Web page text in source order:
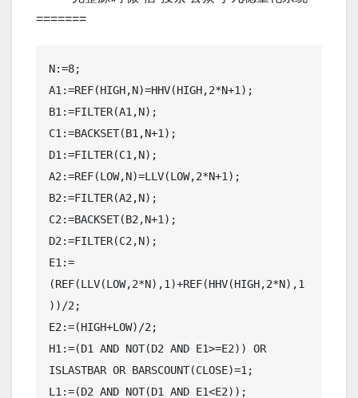
=======
N:=8;
A1:=REF(HIGH,N)=HHV(HIGH,2*N+1);
B1:=FILTER(A1,N);
C1:=BACKSET(B1,N+1);
D1:=FILTER(C1,N);
A2:=REF(LOW,N)=LLV(LOW,2*N+1);
B2:=FILTER(A2,N);
C2:=BACKSET(B2,N+1);
D2:=FILTER(C2,N);
E1:=(REF(LLV(LOW,2*N),1)+REF(HHV(HIGH,2*N),1))/2;
E2:=(HIGH+LOW)/2;
H1:=(D1 AND NOT(D2 AND E1>=E2)) OR ISLASTBAR OR BARSCOUNT(CLOSE)=1;
L1:=(D2 AND NOT(D1 AND E1<E2));
H2:=(D1 AND NOT(D2 AND E1>=E2));
X1:=REF(BARSLAST(H1),1)+1;F1:=BACKSET(H1 AND COUNT(L1,X1)>0,LLVBARS(IF(L1,LOW,10000),X1));
G1:=F1>REF(F1,1);
I1:=BACKSET(G1,2);
LD:=I1>REF(I1,1);
L2:=LD OR ISLASTBAR OR BARSCOUNT(CLOSE)=1;
X2:=REF(BARSLAST(L2),1)+1;
F2:=BACKSET(L2 AND COUNT(H2,X2)>0,HHVBARS(IF(H2,HIGH,0),X2));
G2:=F2>REF(F2,1);
I2:=BACKSET(G2,2);
HD:=I2>REF(I2,1);
J1:=BACKSET(ISLASTBAR,MIN(BARSLAST(HD),BARSLAST(LD))+1);
J2:=J1>REF(J1,1);
A3:=H<REF(H,REF(BARSLAST(HD),1)+1);
B3:=REF(H,REF(BARSLAST(HD),1)+1)>REF(H,REF(BARSLAST(HD),1)+2+REF(BARSLAST(HD),REF(BARSLAST(HD),1)+2));
D3:=A3 AND B3 AND HD;
E3:=BACKSET(D3,REF(BARSLAST(HD),1)+2);
HH:=E3>REF(E3,1);
A4:=L>REF(L,REF(BARSLAST(LD),1)+1);
B4:=REF(L,REF(BARSLAST(LD),1)+1)<REF(L,REF(BARSLAST(LD),1)+2+REF(BARSLAST(LD),REF(BARSLAST(LD),1)+2));
D4:=A4 AND B4 AND LD;
E4:=BACKSET(D4,REF(BARSLAST(LD),1)+2);
LL:=E4>REF(E4,1);
H3:=HH OR ISLASTBAR OR BARSCOUNT(C)=1;
X3:=REF(BARSLAST(H3),1)+1;
F3:=BACKSET(H3 AND COUNT(LL,X3)>0,LLVBARS(IF(LL,L,POW(10,20)),X3));
G3:=F3>REF(F3,1);
I3:=BACKSET(G3,2);
LZ:=I3>REF(I3,1);
L4:=LZ OR ISLASTBAR OR BARSCOUNT(C)=1;
X4:=REF(BARSLAST(L4),1)+1;
F4:=BACKSET(L4 AND COUNT(HH,X4)>0,HHVBARS(IF(HH,H,-POW(10,20)),X4));
G4:=F4>REF(F4,1);
I4:=BACKSET(G4,2);
HZ:=I4>REF(I4,1);
K1:=BACKSET(ISLASTBAR,MIN(BARSLAST(HZ),BARSLAST(LZ))+1);
K2:=K1>REF(K1,1);
UU:=BACKSET(ISLASTBAR,BARSLAST(LD)+1);
VV:=UU>REF(UU,1);
WW:=BACKSET(VV,REF(BARSLAST(LD),1)+2);
XX:=WW>REF(WW,1);
UU2:=BACKSET(ISLASTBAR,BARSLAST(HD)+1);
VV2:=UU2>REF(UU2,1);
WW2:=BACKSET(VV2,REF(BARSLAST(HD),1)+2);
XX2:=WW2>REF(WW2,1);
YY:=BACKSET(XX,REF(BARSLAST(LD),1)+2);
ZZ:=YY>REF(YY,1);{前三低天数}
YY2:=BACKSET(XX2,REF(BARSLAST(HD),1)+2);
ZZ2:=YY2>REF(YY2,1);{前三高天数}
YY3:=BACKSET(ZZ2,REF(BARSLAST(HD),1)+2);
ZZ3:=YY3>REF(YY3,1);{前四高天数}
前一低:=REF(L,BARSLAST(VV)),COLOR99FF66,DOTLINE,LINETHICK3;
前二低:=REF(L,BARSLAST(XX)),COLORFF66FF,POINTDOT,LINETHICK3;
前三低:=REF(L,BARSLAST(ZZ)),COLOR99FF66,POINTDOT,LINETHICK3;
前一高:=REF(H,BARSLAST(VV2)),COLOR99FF66,POINTDOT,LINETHICK3;
前二高:=REF(H,BARSLAST(XX2)),COLORFF66FF,POINTDOT,LINETHICK3;
前三高:=REF(H,BARSLAST(ZZ2)),COLOR99FF66,POINTDOT,LINETHICK3;
底:=REF(L,BARSLAST(VV)),COLORRED,LINETHICK2;
顶:=REF(H,BARSLAST(VV2)),COLORGREEN,LINETHICK2;
DQD1:=CONST(BARSLAST(VV));
DQD2:=CONST(BARSLAST(XX));
DQD3:=CONST(BARSLAST(ZZ));
DQH1:=CONST(BARSLAST(VV2));
DQH2:=CONST(BARSLAST(XX2));
DQH3:=CONST(BARSLAST(ZZ2));
HQD1:=REF(L,BARSLAST(VV));
HQD2:=REF(L,BARSLAST(XX));
HQD3:=REF(L,BARSLAST(ZZ));
HQH1:=REF(H,BARSLAST(VV2));
HQH2:=REF(H,BARSLAST(XX2));
HQH3:=REF(H,BARSLAST(ZZ2));
XXA1:=STRCAT('X:',CON2STR(HQD3,2));
DRAWTEXT(CURRBARSCOUNT=CONST(DQD3)+1,CONST(HQD3)*0.99,XXA1),COLORYELLOW;
C3:顶+(顶-底)*1,DOTLINE,COLORWHITE;
TG:IF(C>顶,顶+(顶-底)*1,DRAWNULL),DOTLINE,COLORWHITE;
DRAWTEXT(CURRBARSCOUNT=CONST(BARSLAST(VV))+1,C3,'TG(C3)'),COLORYELLOW;
DRAWTEXT(CURRBARSCOUNT=CONST(BARSLAST(VV2))+1,C3,'TG(C3)'),COLORYELLOW;
字:=STRCAT(STRCAT(STRCAT('【',STKNAME),'】 '),HYBLOCK);
DRAWTEXT_FIX(ISLASTBAR,0.2,0.09,0,字),COLORYELLOW;
DRAWTEXT_FIX(ISLASTBAR,0.2,0.01,0,'【D为潜在转折点】'),COLORRED;
DRAWTEXT_FIX(ISLASTBAR AND C<C3,0.2,0.24,0,STRCAT('【上涨空间】',STRCAT(CON2STR(100*(C3-C)/C,2),'%'))),COLORYELLOW;
DRAWTEXT_FIX(ISLASTBAR,0.2,0.16,0,STRCAT('【波段目标】',STRCAT(CON2STR(C3,2),'元'))),COLORMAGENTA;
DRAWTEXT_FIX(ISLASTBAR AND C>C3,0.2,0.30,0,STRCAT('【目标实现】','清仓')),COLORYELLOW;
QD1:=REF(L,BARSLAST(VV)),COLOR99FF66,POINTDOT,LINETHICK3;
QD2:=REF(L,BARSLAST(XX)),COLORFF66FF,POINTDOT,LINETHICK3;
QH1:=REF(H,BARSLAST(VV2)),COLOR99FF66,POINTDOT,LINETHICK3;
QH2:=REF(H,BARSLAST(XX2)),COLORFF66FF,POINTDOT,LINETHICK3;
{DRAWLINE(VV2,H,VV,QH1,0),COLORMAGENTA,LINETHICK3;}
{DRAWLINE(XX,QD2,XX2,QH2,0),COLORRED,LINETHICK3;}
KGCS:=IF(CONST(BARSLAST(VV))>CONST(BARSLAST(VV2)),1,-1),NODRAW;
GDTS:IF(KGCS>0,CONST(BARSLAST(XX2)),CONST(BARSLAST(VV2))),NODRAW;
DDTS:CONST(BARSLAST(XX)),NODRAW;
GDH:REF(H,GDTS),NODRAW;
DDL:REF(L,DDTS),NODRAW;
TJ1:=IF(GDH>DDL,1,0);
右侧右臂膀:DRAWLINE(CURRBARSCOUNT=DDTS+1,L,CURRBARSCOUNT=GDTS+1,H,0),LINETHICK2,COLORRED;
DRAWLINE(CURRBARSCOUNT=GDTS+1,H,ISLASTBAR,CONST(GDH),0),DOTLINE,COLORMAGENTA;
MIMA:=CONST(SQRT(GDH/DDL));
ED1:=CONST(GDH/MIMA);
ED2:=CONST(GDH/SQRT(MIMA));
ED3:=CONST(GDH/(SQRT(MIMA)+MIMA-1));
NEWH:CONST(DDL*(POW(SQRT(GDH/DDL),2)*2-1)),NODRAW;
NEWH11:=CONST(DDL*(POW(SQRT(SQRT(GDH/DDL)),2)*2-1)),NODRAW;
NEWH12:=CONST(DDL*(POW((SQRT(GDH/DDL)+SQRT(SQRT(GDH/DDL))-1),2)*2-1)),NODRAW;
均值:=(NEWH11+NEWH12+NEWH*4)/6;
标准差:=(NEWH11-NEWH12)/6;
NEWH1:=NEWH+标准差;
NEWH2:=NEWH-标准差;
STICKLINE(CURRBARSCOUNT=GDTS+1,CONST(GDH),CONST(ED3),0,-1),COLORMAGENTA;
LLOW:FINDLOW(L,0,GDTS,1),NODRAW;
DLLOW:=FINDLOWBARS(L,0,GDTS,1),NODRAW;
DRAWLINE(CURRBARSCOUNT=GDTS+1,H,CURRBARSCOUNT=CONST(DLLOW)+1,L,0),DOTLINE,COLORMAGENTA;
DSHIGH:FINDHIGHBARS(H,0,DLLOW,1),NODRAW;
ZDHIGH:FINDHIGH(H,0,DLLOW,1),NODRAW;
CCC1:=STRCAT('C2:',CON2STR(CONST(ED1),2));
CCC2:=STRCAT('C1:',CON2STR(CONST(ED2),2));
CCC3:=STRCAT('C3:',CON2STR(CONST(ED3),2));
DD1:=STRCAT('E1:',CON2STR(CONST(NEWH2),2));
DD2:=STRCAT('E2:',CON2STR(CONST(NEWH),2));
DD3:=STRCAT('E3:',CON2STR(CONST(NEWH1),2));
DRAWLINE(CURRBARSCOUNT=GDTS+1,H,CURRBARSCOUNT=CONST(DLLOW)+1,L,0),DOTLINE,COLORMAGENTA;
STICKLINE(CURRBARSCOUNT=CONST(DLLOW)+1,CONST(LLOW),CONST(NEWH2),0,-1),COLORRED;
DRAWLINE(CURRBARSCOUNT=CONST(DQD3)+1,CONST(HQD3),CURRBARSCOUNT=CONST(DQD1)+1,L,0),DOTLINE,COLORGRAY;
GDCS:=IF(CONST(BARSLAST(ZZ2))>CONST(BARSLAST(ZZ)),1,0);
{造型}
大头顶:IF(GDCS=1,DRAWLINE(XX2,H,CURRBARSCOUNT=GDTS+1,H,0),DRAWNULL),COLORGRAY,DOTLINE;{前三高接前一高}
头顶:IF(NOT(GDCS=1),DRAWLINE(ZZ2,H,CURRBARSCOUNT=GDTS+1,H,0),DRAWNULL),COLORGRAY,DOTLINE;{前三高接前一高}
左大钳子:IF(GDCS=1,DRAWLINE(ZZ2,H,ZZ,L,0),DRAWNULL),COLORYELLOW,LINETHICK3;{前三高接前三低}
左侧左头部:=IF(GDCS=1,DRAWLINE(ZZ,L,XX2,H,0),DRAWNULL),COLORMAGENTA,LINETHICK3;{前三低对接前二高}
左侧右头部:=IF(GDCS=1,DRAWLINE(XX2,H,XX,L,0),DRAWNULL),COLORMAGENTA,LINETHICK3;{前三低对接前二高}
左侧底部:=IF(GDCS=1,DRAWLINE(ZZ,L,XX,L,0),DRAWNULL),COLORMAGENTA,LINETHICK1;{前三低对接前二高}
右侧右头部:=IF(GDCS=1,DRAWLINE(VV2,H,VV,L,0),DRAWNULL),COLORMAGENTA,LINETHICK3;{前三低对接前二高}
右侧左头部:=IF(GDCS=1,DRAWLINE(XX,L,VV2,H,0),DRAWNULL),COLORMAGENTA,LINETHICK3;{前三低对接前二高}
右侧底部:=IF(GDCS=1,DRAWLINE(XX,L,VV,L,0),DRAWNULL),COLORMAGENTA,LINETHICK1;{前三低对接前二高}
右大钳子:IF(GDCS=1,DRAWLINE(CURRBARSCOUNT=CONST(DLLOW)+1,CONST(LLOW),CURRBARSCOUNT=CONST(DSHIGH)+1,CONST(ZDHIGH),0),DRAWNULL),COLORYELLOW,LINETHICK3;
左侧左头:=IF(NOT(GDCS=1),DRAWLINE(ZZ,L,ZZ2,H,0),DRAWNULL),COLORYELLOW,LINETHICK3;{前三低接前三高}
左侧右头:=IF(NOT(GDCS=1),DRAWLINE(ZZ2,H,XX,L,0),DRAWNULL),COLORYELLOW,LINETHICK3;{前三高接前二低}
左底部:=IF(NOT(GDCS=1),DRAWLINE(ZZ,L,XX,L,0),DRAWNULL),COLORGRAY,DOTLINE;{前三低接前二低}
右底部:=IF(NOT(GDCS=1),DRAWLINE(XX,L,CURRBARSCOUNT=CONST(DLLOW)+1,CONST(LLOW),0),DRAWNULL),COLORWHITE,DOTLINE;{前三低接前二低}
右侧左头:=IF(NOT(GDCS=1),DRAWLINE(XX,L,XX2,H,0),DRAWNULL),COLORWHITE,LINETHICK3;{前三低接前二低}
右侧右头:=IF(NOT(GDCS=1),DRAWLINE(XX2,H,CURRBARSCOUNT=CONST(DLLOW)+1,CONST(LLOW),0),DRAWNULL),COLORWHITE,LINETHICK3;{前三低接前二低}
右钳子:IF(NOT(GDCS=1),DRAWLINE(CURRBARSCOUNT=CONST(DLLOW)+1,CONST(LLOW),CURRBARSCOUNT=CONST(DSHIGH)+1,CONST(ZDHIGH),0),DRAWNULL),COLORYELLOW,LINETHICK3;
左钳子:IF(NOT(GDCS=1),DRAWLINE(ZZ3,H,ZZ,L,0),DRAWNULL),COLORYELLOW,LINETHICK3;
{造型}
DRAWBAND(左侧左头部,RGB(250,0,0),左侧底部,RGB(0,0,0));
DRAWBAND(左侧右头部,RGB(0,68,88),左侧底部,RGB(0,0,0));
DRAWBAND(右侧左头部,RGB(250,0,0),右侧底部,RGB(0,0,0));
DRAWBAND(右侧右头部,RGB(0,68,88),右侧底部,RGB(0,0,0));
{造型}
DRAWBAND(左侧左头,RGB(250,0,0),左底部,RGB(0,0,0));
DRAWBAND(左侧右头,RGB(0,68,88),左底部,RGB(0,0,0));
DRAWBAND(右侧左头,RGB(250,0,0),右底部,RGB(0,0,0));
DRAWBAND(右侧右头,RGB(0,68,88),右底部,RGB(0,0,0));
XXA3:=STRCAT('A:',CON2STR(前二高,2));
DRAWTEXT((CURRBARSCOUNT=CONST(BARSLAST(XX2))+1)*CONST(GDCS),CONST(前二高)*1.01,XXA3);
XXA2:=STRCAT('A:',CON2STR(前二高,2));
FXCS1:=CONST(BARSLAST(XX2))>CONST(BARSLAST(XX));{前二高大于前二低天数}
DRAWTEXT((CURRBARSCOUNT=CONST(BARSLAST(XX2))+1)*CONST(FXCS1),CONST(HQH2)*1.01,STRCAT('A:',CON2STR(HQH2,2))),COLORYELLOW;
FXCS2:=CONST(BARSLAST(XX2))<CONST(BARSLAST(XX));{前二高小于前二低天数}
DRAWTEXT((CURRBARSCOUNT=CONST(BARSLAST(ZZ2))+1)*CONST(FXCS2),CONST(HQH3)*1.01,STRCAT('A:',CON2STR(HQH3,2))),COLORYELLOW;
DDD1:=CONST(GDH)*CONST(LLOW)/CONST(DDL);
DDD2:=CONST(HQH2)*CONST(LLOW)/CONST(DDL);
DRAWTEXT_FIX(ISLASTBAR,0.2,0.5,0,STRCAT('【右爪目标】',STRCAT(CON2STR(DDD1,2),'元'))),COLORGREEN;
DRAWTEXT_FIX(ISLASTBAR,0.2,0.6,0,STRCAT('【右爪目标】',STRCAT(CON2STR(DDD2,2),'元'))),COLORYELLOW;
AA1:=STRCAT('B:',CON2STR(CONST(DDL),2));
BB1:=STRCAT('C:',CON2STR(CONST(GDH),2));
DRAWTEXT(CURRBARSCOUNT=GDTS+1,CONST(GDH)*1.01,BB1);
DRAWTEXT(CURRBARSCOUNT=DDTS+1,CONST(DDL)*0.99,AA1);
DRAWTEXT(CURRBARSCOUNT=GDTS+1,ED1,CCC1);
DRAWTEXT(CURRBARSCOUNT=GDTS+1,ED2,CCC2);
DRAWTEXT(CURRBARSCOUNT=GDTS+1,ED3,CCC3);
DRAWTEXT(CURRBARSCOUNT=CONST(DLLOW)+1,CONST(NEWH2),DD1);
DRAWTEXT(CURRBARSCOUNT=CONST(DLLOW)+1,CONST(NEWH),DD2);
DRAWTEXT(CURRBARSCOUNT=CONST(DLLOW)+1,CONST(NEWH1),DD3);
CC1:=STRCAT('D:',CON2STR(CONST(LLOW),2));
DRAWTEXT(CURRBARSCOUNT=CONST(DLLOW)+1,CONST(LLOW)*0.99,CC1),COLORRED;
DRAWLINE(CURRBARSCOUNT=GDTS+1,ED1,CURRBARSCOUNT=CONST(DLLOW)+1,ED1,0),DOTLINE,COLORMAGENTA;
DRAWLINE(CURRBARSCOUNT=GDTS+1,ED2,CURRBARSCOUNT=CONST(DLLOW)+1,ED2,0),DOTLINE,COLORMAGENTA;
DRAWLINE(CURRBARSCOUNT=GDTS+1,ED3,CURRBARSCOUNT=CONST(DLLOW)+1,ED3,0),DOTLINE,COLORMAGENTA;
STICKLINE(CURRBARSCOUNT=CONST(DLLOW)+1,CONST(LLOW),CONST(NEWH2),0,-1),COLORRED;
DRAWLINE(CURRBARSCOUNT=CONST(DLLOW)+1,CONST(LLOW),CURRBARSCOUNT=CONST(DSHIGH)+1,CONST(ZDHIGH),0),DOTLINE,COLORRED;
DRAWLINE(CURRBARSCOUNT=CONST(DLLOW)+1,CONST(NEWH),CURRBARSCOUNT=CONST(DSHIGH)+1,CONST(NEWH),0),DOTLINE,COLORRED;
DRAWLINE(CURRBARSCOUNT=CONST(DLLOW)+1,CONST(NEWH1),CURRBARSCOUNT=CONST(DSHIGH)+1,CONST(NEWH1),0),DOTLINE,COLORRED;
DRAWLINE(CURRBARSCOUNT=CONST(DLLOW)+1,CONST(NEWH2),CURRBARSCOUNT=CONST(DSHIGH)+1,CONST(NEWH2),0),DOTLINE,COLORRED;
DRAWKLINE(H,O,L,C);